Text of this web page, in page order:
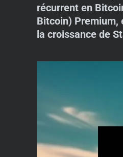
récurrent en
Bitcoin) Premium,
la croissance de